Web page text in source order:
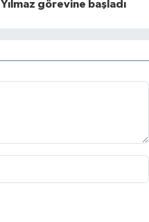
Yılmaz görevine başladı